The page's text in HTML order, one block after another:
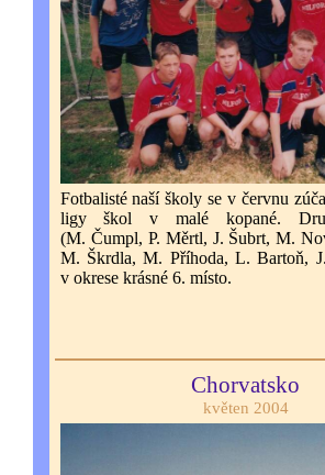
Fotbalisté naší školy se v červnu
ligy škol v malé kopané.
(M. Čumpl, P. Měrtl, J. Šubrt, M.
M. Škrdla, M. Příhoda, L. Bartoň,
v okrese krásné 6. místo.
Chorvatsko
květen 2004